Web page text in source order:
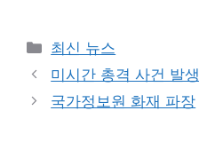
Categories
최신 뉴스
미시간 총격 사건 발생
국가정보원 화재 파장